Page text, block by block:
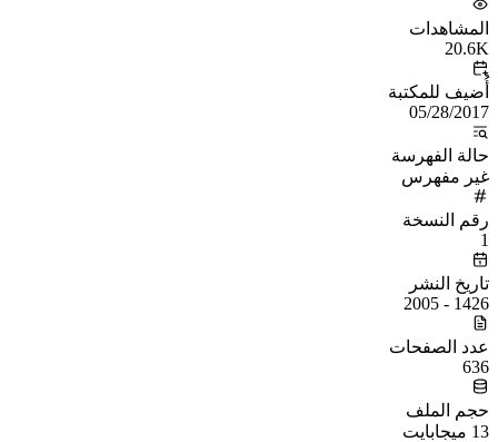
المشاهدات
20.6K
أُضيف للمكتبة
05/28/2017
حالة الفهرسة
غير مفهرس
رقم النسخة
1
تاريخ النشر
1426 - 2005
عدد الصفحات
636
حجم الملف
13 ميجابايت